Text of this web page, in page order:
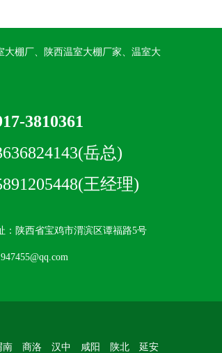
棚厂、陕西温室大棚厂家、温室大
3810361
岳总)
王经理)
：陕西省宝鸡市渭滨区谭福路5号
南 商洛 汉中 咸阳 陕北 延安